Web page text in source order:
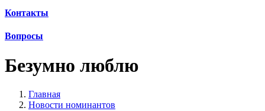
Контакты
Вопросы
Безумно люблю
Главная
Новости номинантов